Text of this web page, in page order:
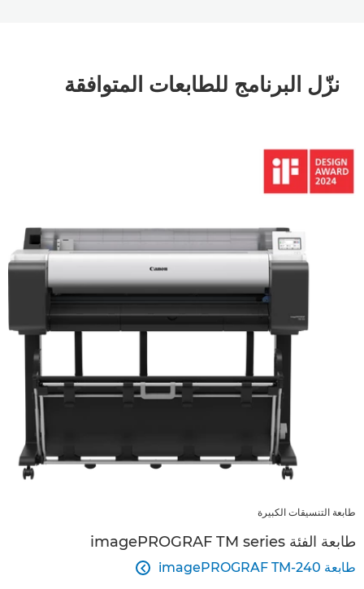
نزّل البرنامج للطابعات المتوافقة
طابعة التنسيقات الكبيرة
طابعة الفئة imagePROGRAF TM series
طابعة imagePROGRAF TM-240 